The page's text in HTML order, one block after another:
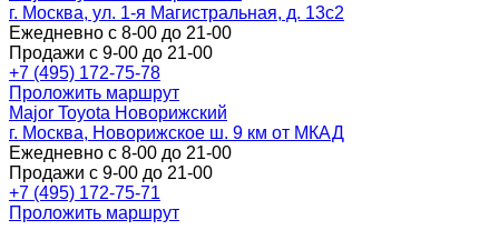
г. Москва, ул. 1-я Магистральная, д. 13с2
Ежедневно с 8-00 до 21-00
Продажи с 9-00 до 21-00
+7 (495) 172-75-78
Проложить маршрут
Major Toyota Новорижский
г. Москва, Новорижское ш. 9 км от МКАД
Ежедневно с 8-00 до 21-00
Продажи с 9-00 до 21-00
+7 (495) 172-75-71
Проложить маршрут